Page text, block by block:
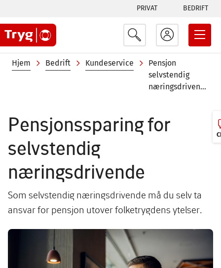
hovedinnhold
Tabs
menu
PRIVAT BEDRIFT
Navigasjonssti
Hjem Bedrift Kundeservice
Pensjon
selvstendig
næringsdrivende
Image
Pensjonssparing for
selvstendig
næringsdrivende
Som selvstendig næringsdrivende må du selv ta
ansvar for pensjon utover folketrygdens ytelser.